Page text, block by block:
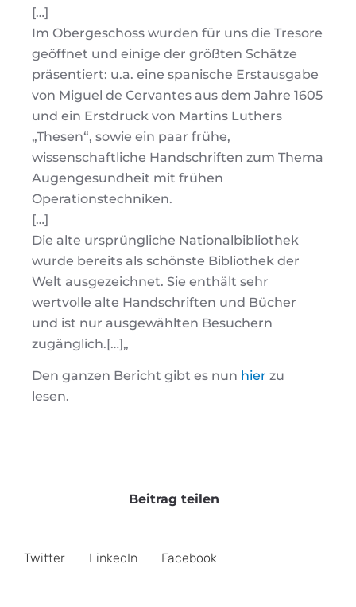
[…]
Im Obergeschoss wurden für uns die Tresore
geöffnet und einige der größten Schätze
präsentiert: u.a. eine spanische Erstausgabe
von Miguel de Cervantes aus dem Jahre 1605
und ein Erstdruck von Martins Luthers
„Thesen“, sowie ein paar frühe,
wissenschaftliche Handschriften zum Thema
Augengesundheit mit frühen
Operationstechniken.
[…]
Die alte ursprüngliche Nationalbibliothek
wurde bereits als schönste Bibliothek der
Welt ausgezeichnet. Sie enthält sehr
wertvolle alte Handschriften und Bücher
und ist nur ausgewählten Besuchern
zugänglich.[…]„
Den ganzen Bericht gibt es nun hier zu
lesen.
Beitrag teilen
Twitter LinkedIn Facebook